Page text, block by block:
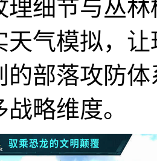
理细节与丛
天气模拟，
的部落攻防
略维度。